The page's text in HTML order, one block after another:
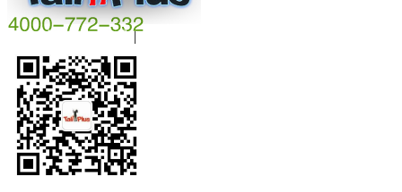
粤ICP备16008844号|beian.miit.gov.cn